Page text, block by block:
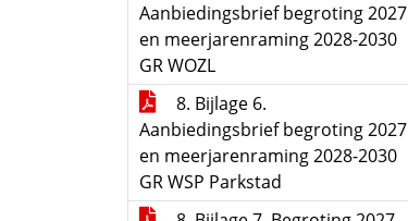
Aanbiedingsbrief begroting 2027
en meerjarenraming 2028-2030
GR WOZL
8. Bijlage 6.
Aanbiedingsbrief begroting 2027
en meerjarenraming 2028-2030
GR WSP Parkstad